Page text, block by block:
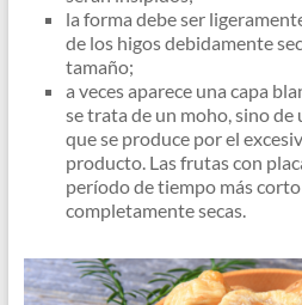
la forma debe ser
de los higos debidamente
tamaño;
a veces aparece una capa
se trata de un moho, sino de
que se produce por el
producto. Las frutas con
período de tiempo más
completamente secas.